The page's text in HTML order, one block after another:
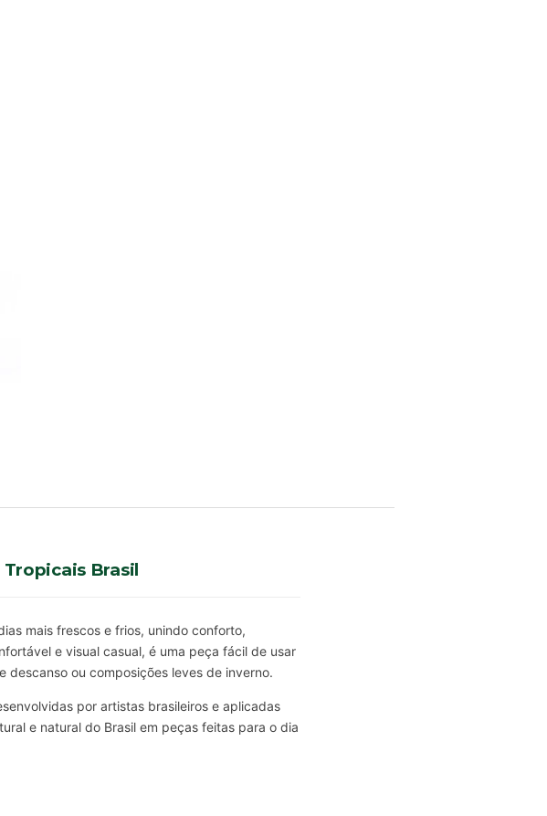
Brasil
mais frescos e frios, unindo conforto,
e visual casual, é uma peça fácil de usar
descanso ou composições leves de inverno.
por artistas brasileiros e aplicadas
e natural do Brasil em peças feitas para o dia